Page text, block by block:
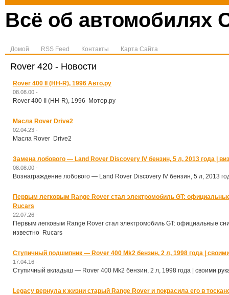
Всё об автомобилях
Домой RSS Feed Контакты Карта Сайта
Rover 420 - Новости
Rover 400 II (HH-R), 1996 Авто.ру
08.08.00 -
Rover 400 II (HH-R), 1996 Мотор.ру
Масла Rover Drive2
02.04.23 -
Масла Rover Drive2
Замена лобового — Land Rover Discovery IV бензин, 5 л, 2013 года |
08.08.00 -
Вознаграждение лобового — Land Rover Discovery IV бензин, 5 л, 2013
Первым легковым Range Rover стал электромобиль GT:
Rucars
22.07.26 -
Первым легковым Range Rover стал электромобиль GT: официальные
известно Rucars
Ступичный подшипник — Rover 400 Mk2 бензин, 2 л, 1998 года |
17.04.16 -
Ступичный вкладыш — Rover 400 Mk2 бензин, 2 л, 1998 года | своими
Legacy вернула к жизни старый Range Rover и покрасила его в